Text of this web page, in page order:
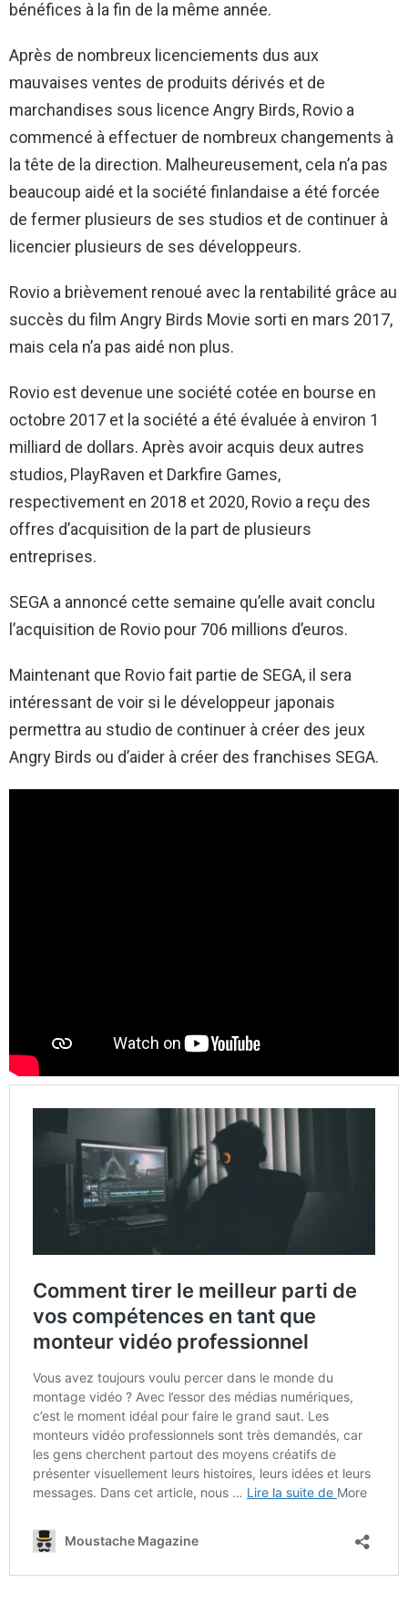
bénéfices à la fin de la même année.
Après de nombreux licenciements dus aux
mauvaises ventes de produits dérivés et de
marchandises sous licence Angry Birds, Rovio a
commencé à effectuer de nombreux changements à
la tête de la direction. Malheureusement, cela n’a pas
beaucoup aidé et la société finlandaise a été forcée
de fermer plusieurs de ses studios et de continuer à
licencier plusieurs de ses développeurs.
Rovio a brièvement renoué avec la rentabilité grâce au
succès du film Angry Birds Movie sorti en mars 2017,
mais cela n’a pas aidé non plus.
Rovio est devenue une société cotée en bourse en
octobre 2017 et la société a été évaluée à environ 1
milliard de dollars. Après avoir acquis deux autres
studios, PlayRaven et Darkfire Games,
respectivement en 2018 et 2020, Rovio a reçu des
offres d’acquisition de la part de plusieurs
entreprises.
SEGA a annoncé cette semaine qu’elle avait conclu
l’acquisition de Rovio pour 706 millions d’euros.
Maintenant que Rovio fait partie de SEGA, il sera
intéressant de voir si le développeur japonais
permettra au studio de continuer à créer des jeux
Angry Birds ou d’aider à créer des franchises SEGA.